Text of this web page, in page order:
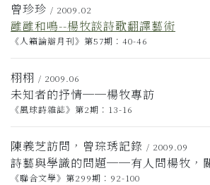
曾珍珍 / 2009.02
雝雝和鳴--楊牧談詩歌翻譯藝術
《人籟論辯月刊》第57期：40-46
栩栩 / 2009.06
未知者的抒情──楊牧專訪
《風球詩雜誌》第2期：13-16
陳義芝訪問，曾琮琇記錄 / 2009.09
詩藝與學識的問題──有人問楊牧，
《聯合文學》第299期：92-100